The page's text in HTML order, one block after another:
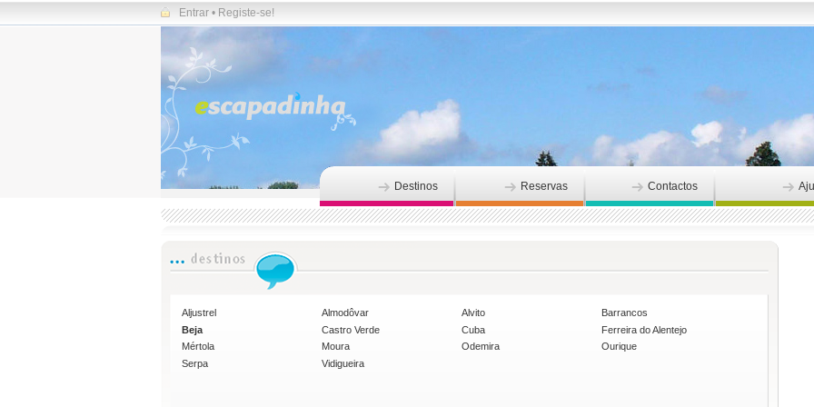
Entrar • Registe-se!
Destinos Reservas Contactos
Aljustrel Almodôvar Alvito
Barrancos
Beja
Castro Verde Cuba
Ferreira do Alentejo
Mértola
Moura Odemira
Ourique
Serpa
Vidigueira